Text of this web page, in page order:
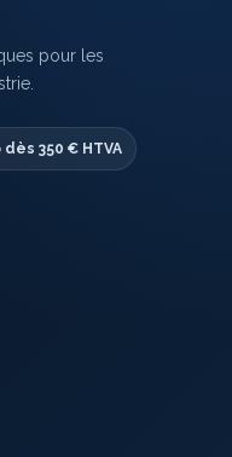
pour les
dès 350 € HTVA